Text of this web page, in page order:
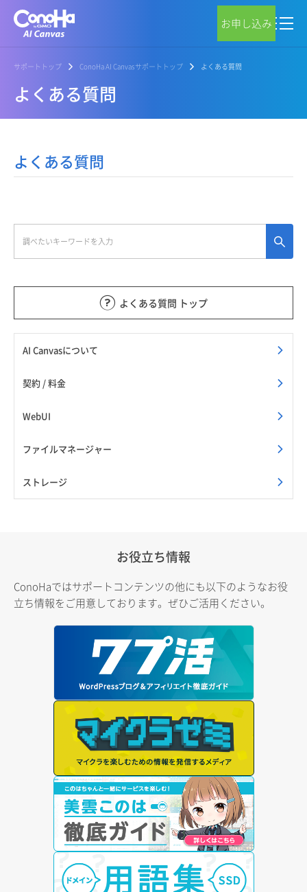
お申し込み
サポートトップ ConoHa AI Canvasサポートトップ よくある質問
よくある質問
よくある質問 トップ
AI Canvasについて
契約 / 料金
WebUI
ファイルマネージャー
ストレージ
よくある質問
お役立ち情報
ConoHaではサポートコンテンツの他にも以下のようなお役
立ち情報をご用意しております。ぜひご活用ください。